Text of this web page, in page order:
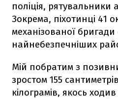
поліція, рятувальники
Зокрема, піхотинці 41
механізованої
найнебезпечніших
Мій побратим з
зростом 155
кілограмів, якось